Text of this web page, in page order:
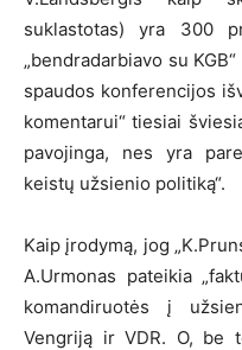
suklastotas) yra 300
„bendradarbiavo su
spaudos konferencijos
komentarui“ tiesiai
pavojinga, nes yra
keistų užsienio politiką“.
Kaip įrodymą, jog
A.Urmonas pateikia
komandiruotės į
Vengriją ir VDR. O, be